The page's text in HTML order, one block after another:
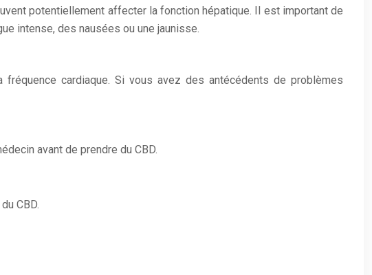
potentiellement affecter la fonction hépatique. Il est important de
intense, des nausées ou une jaunisse.
cardiaque. Si vous avez des antécédents de problèmes
avant de prendre du CBD.
CBD.